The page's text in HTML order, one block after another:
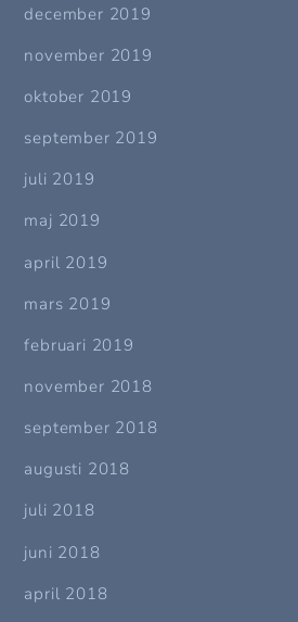
december 2019
november 2019
oktober 2019
september 2019
juli 2019
maj 2019
april 2019
mars 2019
februari 2019
november 2018
september 2018
augusti 2018
juli 2018
juni 2018
april 2018